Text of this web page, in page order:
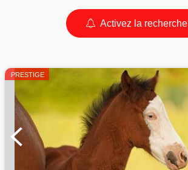
Activez la recherche
PRESTIGE